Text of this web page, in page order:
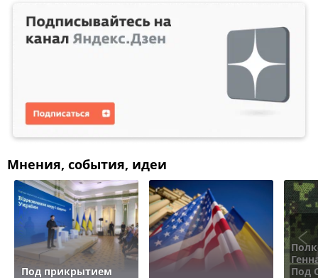
Мнения, события, идеи
Под прикрытием
Под